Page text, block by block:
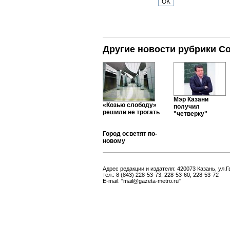
Другие новости рубрики
«Козью слободу»
решили не трогать
Мэр Казани
получил
"четверку"
Город осветят по-
новому
Адрес редакции и издателя: 420073 Казань,
тел.: 8 (843) 228-53-73, 228-53-60, 228-53-72
E-mail: "mail@gazeta-metro.ru"